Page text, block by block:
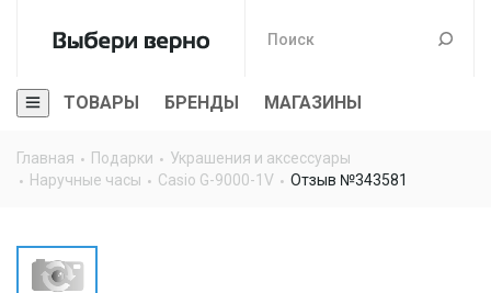
ТОВАРЫ БРЕНДЫ МАГАЗИНЫ
Главная Подарки
Украшения и аксессуары
Наручные часы
Casio G-9000-1V Отзыв №343581